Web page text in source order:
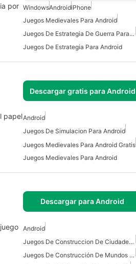
por WindowsAndroidiPhone
Juegos Medievales Para Android
Juegos De Estrategia De Guerra Para Android
Juegos De Estrategia Para Android
Descargar gratis para Android
papelAndroid
Juegos De Simulacion Para Android
Juegos Medievales Para Android Gratis
Juegos Medievales Para Android
Descargar para Android
Android
Juegos De Construccion De Ciudades Para Android
Juegos De Construcción De Mundos Para Android